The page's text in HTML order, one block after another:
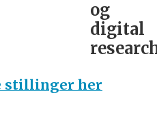
og
digital
stillinger her